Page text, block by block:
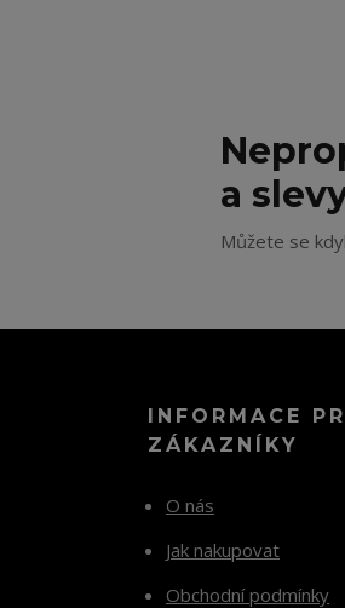
a
Můžete se
INFORMACE
ZÁKAZNÍKY
O nás
Jak nakupovat
Obchodní podmínky